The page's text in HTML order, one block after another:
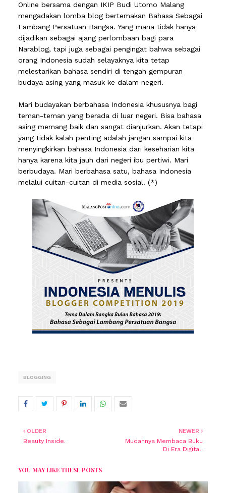
Online bersama dengan IKIP Budi Utomo Malang
mengadakan lomba blog bertemakan Bahasa Sebagai
Lambang Persatuan Bangsa. Yang mana tidak hanya
dijadikan sebagai ajang perlombaan bagi para
Narablog, tapi juga sebagai pengingat bahwa sebagai
orang Indonesia sudah selayaknya kita tetap
melestarikan bahasa sendiri di tengah gempuran
budaya asing yang masuk ke dalam negeri.
Mari budayakan berbahasa Indonesia khususnya bagi
teman-teman yang berada di luar negeri. Bisa bahasa
asing memang baik dan sangat dianjurkan. Akan tetapi
yang tidak kalah penting adalah jangan sampai kita
menyingkirkan bahasa Indonesia dari keseharian kita
hanya karena kita jauh dari negeri ibu pertiwi. Mari
berbudaya. Mari berbahasa satu, bahasa Indonesia
melalui cuitan-cuitan di media sosial. (*)
BLOGGING
NEWER
Mudahnya Membaca Buku
Di Era Digital.
OLDER
Beauty Inside.
YOU MAY LIKE THESE POSTS